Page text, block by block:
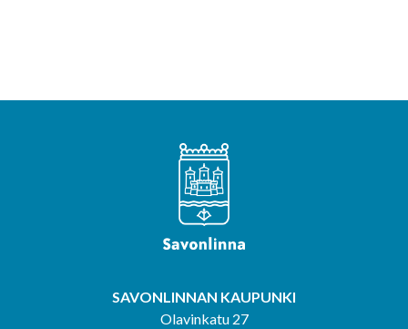
SAVONLINNAN KAUPUNKI
Olavinkatu 27